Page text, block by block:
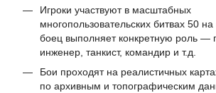
Игроки участвуют в масштабных
многопользовательских битвах 50
боец выполняет конкретную роль —
инженер, танкист, командир и т.д.
Бои проходят на реалистичных
по архивным и топографическим